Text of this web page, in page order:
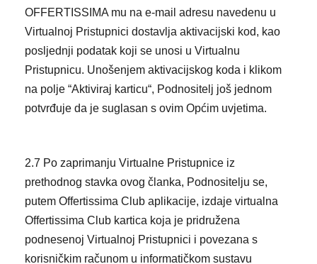
OFFERTISSIMA mu na e-mail adresu navedenu u
Virtualnoj Pristupnici dostavlja aktivacijski kod, kao
posljednji podatak koji se unosi u Virtualnu
Pristupnicu. Unošenjem aktivacijskog koda i klikom
na polje “Aktiviraj karticu“, Podnositelj još jednom
potvrđuje da je suglasan s ovim Općim uvjetima.
2.7 Po zaprimanju Virtualne Pristupnice iz
prethodnog stavka ovog članka, Podnositelju se,
putem Offertissima Club aplikacije, izdaje virtualna
Offertissima Club kartica koja je pridružena
podnesenoj Virtualnoj Pristupnici i povezana s
korisničkim računom u informatičkom sustavu